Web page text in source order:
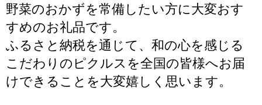
野菜のおかずを常備したい方に大変おす
すめのお礼品です。
ふるさと納税を通じて、和の心を感じる
こだわりのピクルスを全国の皆様へお届
けできることを大変嬉しく思います。